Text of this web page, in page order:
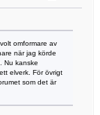
omformare av
när jag körde
Nu kanske
elverk. För övrigt
som det är